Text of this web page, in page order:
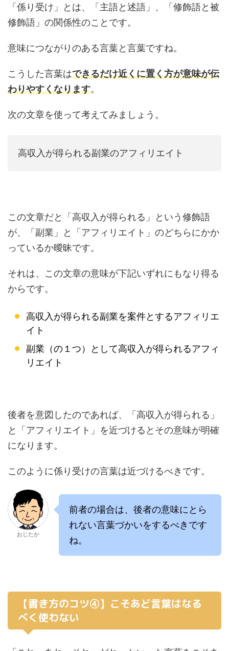
「係り受け」とは、「主語と述語」、「修飾語と被
修飾語」の関係性のことです。
意味につながりのある言葉と言葉ですね。
こうした言葉はできるだけ近くに置く方が意味が伝
わりやすくなります。
次の文章を使って考えてみましょう。
高収入が得られる副業のアフィリエイト
この文章だと「高収入が得られる」という修飾語
が、「副業」と「アフィリエイト」のどちらにかか
っているか曖昧です。
それは、この文章の意味が下記いずれにもなり得る
からです。
高収入が得られる副業を案件とするアフィリエ
イト
副業（の１つ）として高収入が得られるアフィ
リエイト
後者を意図したのであれば、「高収入が得られる」
と「アフィリエイト」を近づけるとその意味が明確
になります。
このように係り受けの言葉は近づけるべきです。
おじたか
前者の場合は、後者の意味にとら
れない言葉づかいをするべきです
ね。
【書き方のコツ④】こそあど言葉はなる
べく使わない